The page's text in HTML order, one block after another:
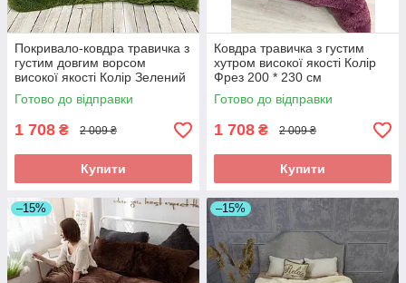
Покривало-ковдра травичка з
густим довгим ворсом
високої якості Колір Зелений
200 * 230 см
Готово до відправки
1 708 ₴ 2 009 ₴
Купити
Ковдра травичка з густим
хутром високої якості Колір
Фрез 200 * 230 см
Готово до відправки
1 708 ₴ 2 009 ₴
Купити
–15% –15%